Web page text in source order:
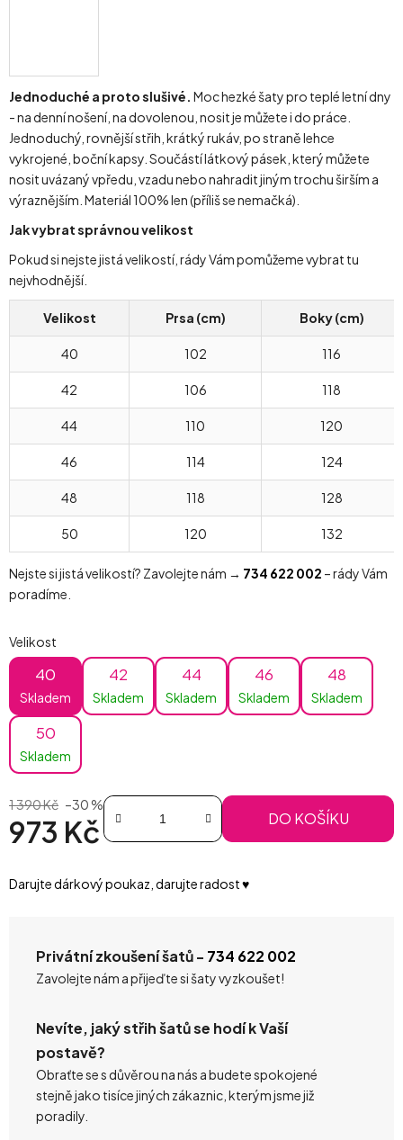
Jednoduché a proto slušivé. Moc hezké šaty pro teplé letní dny
- na denní nošení, na dovolenou, nosit je můžete i do práce.
Jednoduchý, rovnější střih, krátký rukáv, po straně lehce
vykrojené, boční kapsy. Součástí látkový pásek, který můžete
nosit uvázaný vpředu, vzadu nebo nahradit jiným trochu širším a
výraznějším. Materiál 100% len (příliš se nemačká).
Jak vybrat správnou velikost
Pokud si nejste jistá velikostí, rády Vám pomůžeme vybrat tu
nejvhodnější.
Velikost Prsa (cm) Boky (cm)
40 102 116
42 106 118
44 110 120
46 114 124
48 118 128
50 120 132
Nejste si jistá velikostí? Zavolejte nám → 734 622 002 – rády Vám
poradíme.
Velikost
40
Skladem
42
Skladem
44
Skladem
46
Skladem
48
Skladem
50
Skladem
1 390 Kč –30 %
973 Kč DO KOŠÍKU
Darujte dárkový poukaz, darujte radost ♥️
Privátní zkoušení šatů - 734 622 002
Zavolejte nám a přijeďte si šaty vyzkoušet!
Nevíte, jaký střih šatů se hodí k Vaší
postavě?
Obraťte se s důvěrou na nás a budete spokojené
stejně jako tisíce jiných zákaznic, kterým jsme již
poradily.